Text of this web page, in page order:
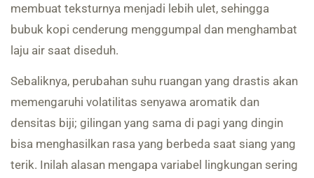
membuat teksturnya menjadi lebih ulet, sehingga
bubuk kopi cenderung menggumpal dan menghambat
laju air saat diseduh.
Sebaliknya, perubahan suhu ruangan yang drastis akan
memengaruhi volatilitas senyawa aromatik dan
densitas biji; gilingan yang sama di pagi yang dingin
bisa menghasilkan rasa yang berbeda saat siang yang
terik. Inilah alasan mengapa variabel lingkungan sering